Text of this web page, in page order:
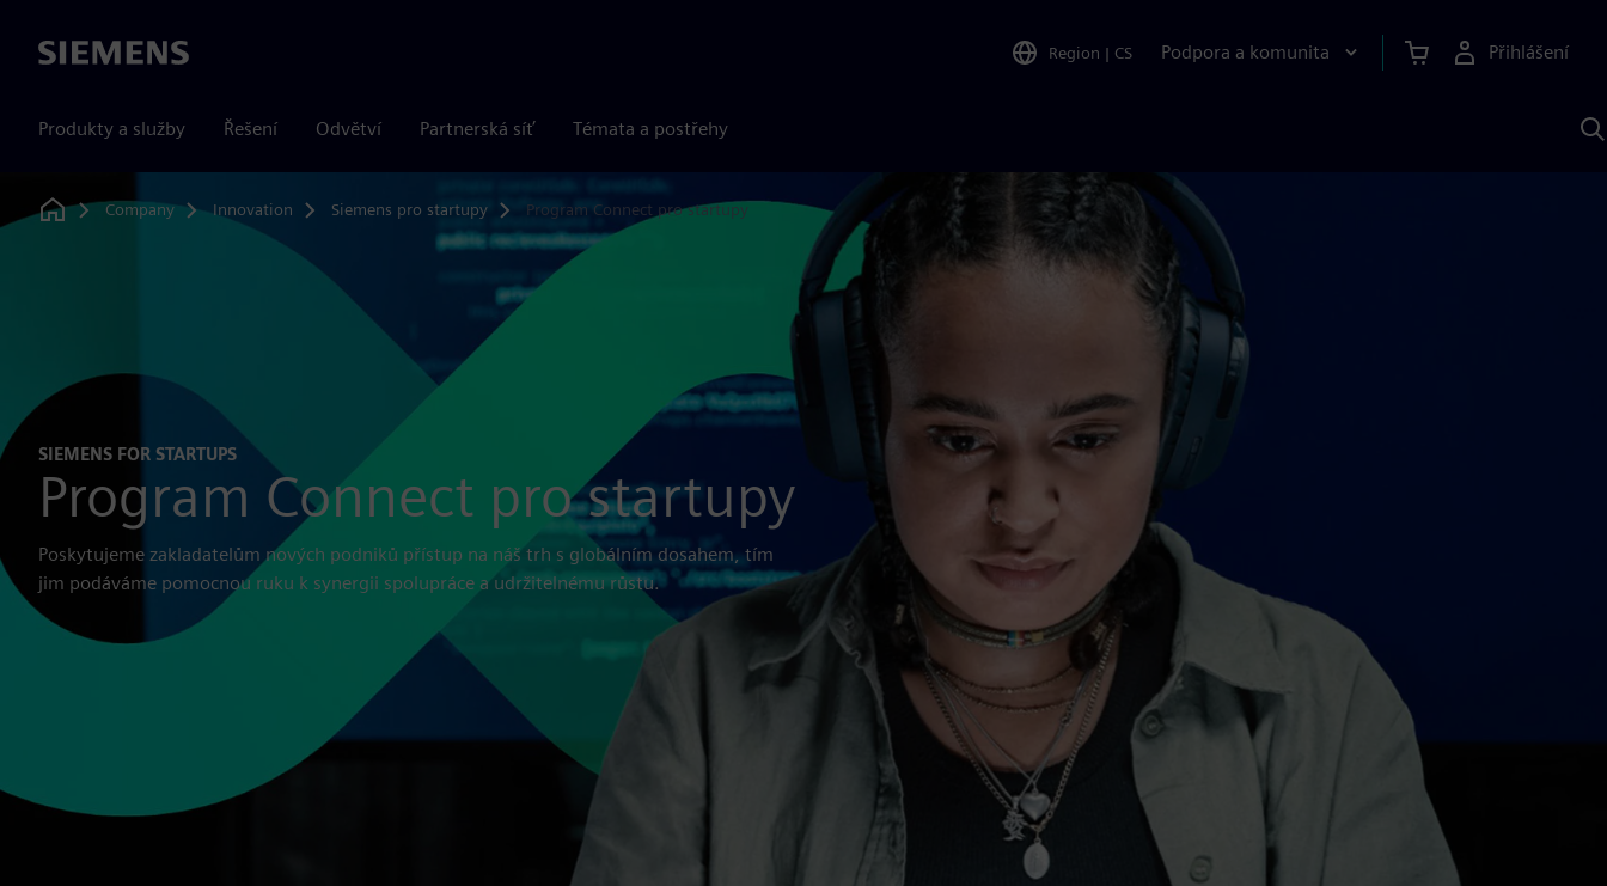
Siemens Region | CS Podpora a komunita Přihlášení
Produkty a služby Řešení Odvětví Partnerská síť Témata a postřehy
Home
Company Innovation Siemens pro startupy Program Connect pro startupy
SIEMENS FOR STARTUPS
Program Connect pro startupy
Poskytujeme zakladatelům nových podniků přístup na náš trh s globálním dosahem, tím
jim podáváme pomocnou ruku k synergii spolupráce a udržitelnému růstu.